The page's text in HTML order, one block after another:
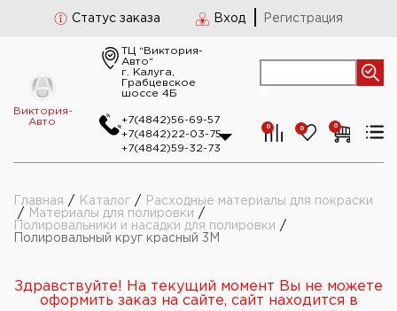
Статус заказа Вход Регистрация
Виктория-
Авто
ТЦ “Виктория-
Авто“
г. Калуга,
Грабцевское
шоссе 4Б
+7(4842)56-69-57
+7(4842)22-03-75
+7(4842)59-32-73
0 0 0
Главная / Каталог /
Расходные материалы для покраски
/
Материалы для полировки /
Полировальники и насадки для полировки /
Полировальный круг красный 3М
Здравствуйте! На текущий момент Вы не можете
оформить заказ на сайте, сайт находится в